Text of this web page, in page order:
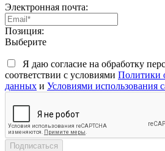
Электронная почта:
Позиция:
Выберите
Я даю согласие на обработку
соответствии с условиями Политики
данных и Условиями использования
Подписаться